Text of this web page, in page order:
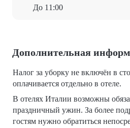
До 11:00
Дополнительная
Налог за уборку не включён в стоимость бронирования и
оплачивается отдельно в отеле.
В отелях Италии возможны
праздничный ужин. За более
гостям нужно обратиться